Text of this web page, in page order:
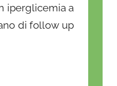
iperglicemia a
di follow up